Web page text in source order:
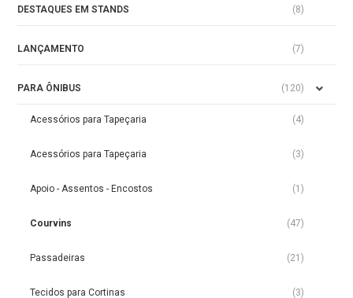
DESTAQUES EM STANDS (8)
LANÇAMENTO (7)
PARA ÔNIBUS (120)
Acessórios para Tapeçaria (4)
Acessórios para Tapeçaria (3)
Apoio - Assentos - Encostos (1)
Courvins (47)
Passadeiras (21)
Tecidos para Cortinas (3)